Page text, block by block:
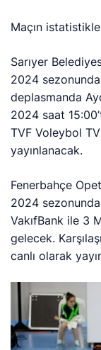
Maçın
Sarıyer
2024
deplasmanda
2024 saat
TVF Voleybol
yayınlanacak.
Fenerbahçe
2024
VakıfBank ile 3
gelecek.
canlı olarak